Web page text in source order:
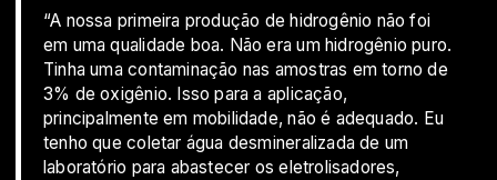
“A nossa primeira produção de hidrogênio não foi
em uma qualidade boa. Não era um hidrogênio puro.
Tinha uma contaminação nas amostras em torno de
3% de oxigênio. Isso para a aplicação,
principalmente em mobilidade, não é adequado. Eu
tenho que coletar água desmineralizada de um
laboratório para abastecer os eletrolisadores,